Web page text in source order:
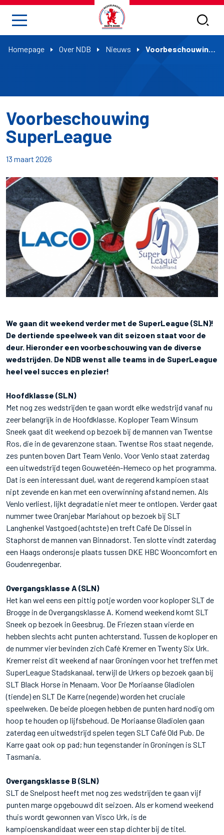
Homepage Over NDB Nieuws Voorbeschouwing SuperLeague
Voorbeschouwing
SuperLeague
13 maart 2026
We gaan dit weekend verder met de SuperLeague (SLN)!
De dertiende speelweek van dit seizoen staat voor de
deur. Hieronder een voorbeschouwing van de diverse
wedstrijden. De NDB wenst alle teams in de SuperLeague
heel veel succes en plezier!
Hoofdklasse (SLN)
Met nog zes wedstrijden te gaan wordt elke wedstrijd vanaf nu
zeer belangrijk in de Hoofdklasse. Koploper Team Winsum
Sneek gaat dit weekend op bezoek bij de mannen van Twentse
Ros, die in de gevarenzone staan. Twentse Ros staat negende,
zes punten boven Dart Team Venlo. Voor Venlo staat zaterdag
een uitwedstrijd tegen Gouwetéén-Hemeco op het programma.
Dat is een interessant duel, want de regerend kampioen staat
nipt zevende en kan met een overwinning afstand nemen. Als
Venlo verliest, lijkt degradatie niet meer te ontlopen. Verder gaat
nummer twee Oranjebar Mariahout op bezoek bij SLT
Langhenkel Vastgoed (achtste) en treft Café De Dissel in
Staphorst de mannen van Binnadorst. Ten slotte vindt zaterdag
een Haags onderonsje plaats tussen DKE HBC Wooncomfort en
Goudenregenbar.
Overgangsklasse A (SLN)
Het kan wel eens een pittig potje worden voor koploper SLT de
Brogge in de Overgangsklasse A. Komend weekend komt SLT
Sneek op bezoek in Geesbrug. De Friezen staan vierde en
hebben slechts acht punten achterstand. Tussen de koploper en
de nummer vier bevinden zich Café Kremer en Twenty Six Urk.
Kremer reist dit weekend af naar Groningen voor het treffen met
SuperLeague Stadskanaal, terwijl de Urkers op bezoek gaan bij
SLT Black Horse in Menaam. Voor De Moriaanse Gladiolen
(tiende) en SLT De Karre (negende) worden het cruciale
speelweken. De beide ploegen hebben de punten hard nodig om
hoop te houden op lijfsbehoud. De Moriaanse Gladiolen gaan
zaterdag een uitwedstrijd spelen tegen SLT Café Old Pub. De
Karre gaat ook op pad; hun tegenstander in Groningen is SLT
Tasmania.
Overgangsklasse B (SLN)
SLT de Snelpost heeft met nog zes wedstrijden te gaan vijf
punten marge opgebouwd dit seizoen. Als er komend weekend
thuis wordt gewonnen van Visco Urk, is de
kampioenskandidaat weer een stap dichter bij de titel.